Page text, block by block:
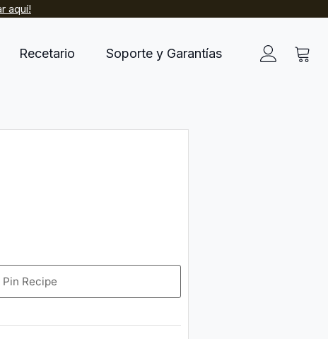
aquí!
Recetario Soporte y Garantías
Pin Recipe